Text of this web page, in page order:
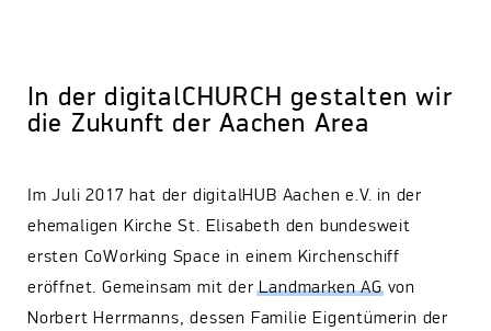
In der digitalCHURCH gestalten wir
die Zukunft der Aachen Area
Im Juli 2017 hat der digitalHUB Aachen e.V. in der
ehemaligen Kirche St. Elisabeth den bundesweit
ersten CoWorking Space in einem Kirchenschiff
eröffnet. Gemeinsam mit derLandmarken AGvon
Norbert Herrmanns, dessen Familie Eigentümerin der